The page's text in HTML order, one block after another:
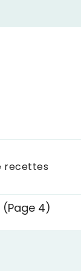
recettes
(Page 4)